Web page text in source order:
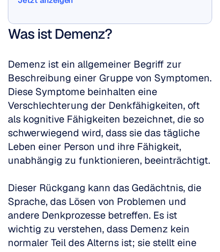
Was ist Demenz?
Demenz ist ein allgemeiner Begriff zur
Beschreibung einer Gruppe von Symptomen.
Diese Symptome beinhalten eine
Verschlechterung der Denkfähigkeiten, oft
als kognitive Fähigkeiten bezeichnet, die so
schwerwiegend wird, dass sie das tägliche
Leben einer Person und ihre Fähigkeit,
unabhängig zu funktionieren, beeinträchtigt.
Dieser Rückgang kann das Gedächtnis, die
Sprache, das Lösen von Problemen und
andere Denkprozesse betreffen. Es ist
wichtig zu verstehen, dass Demenz kein
normaler Teil des Alterns ist; sie stellt eine